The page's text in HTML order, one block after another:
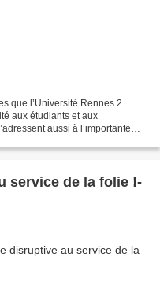
que l’Université Rennes 2
aux étudiants et aux
aussi à l’importante
service de la folie !-